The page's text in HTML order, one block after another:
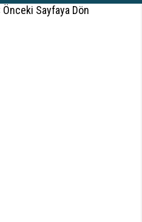
Önceki Sayfaya Dön